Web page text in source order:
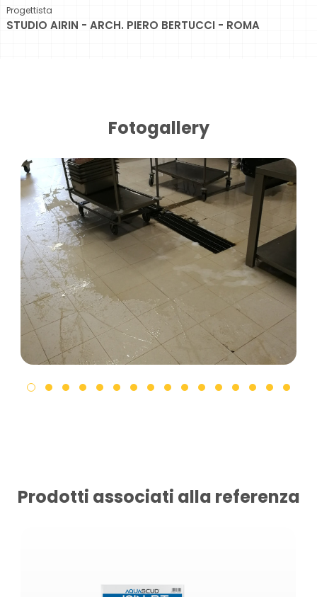
Progettista
STUDIO AIRIN - ARCH. PIERO BERTUCCI - ROMA
Fotogallery
Prodotti associati alla referenza